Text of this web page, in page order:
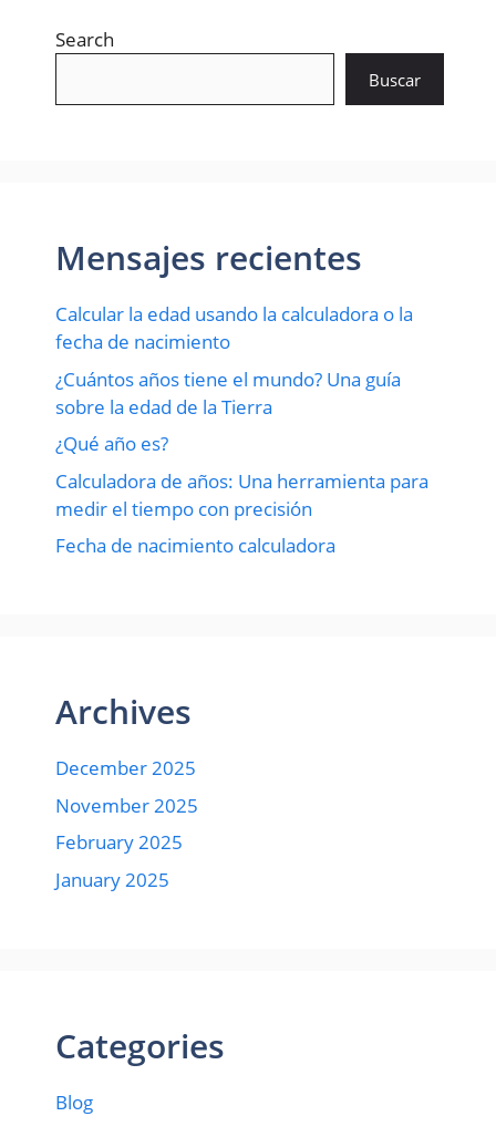
Search
Buscar
Mensajes recientes
Calcular la edad usando la calculadora o la
fecha de nacimiento
¿Cuántos años tiene el mundo? Una guía
sobre la edad de la Tierra
¿Qué año es?
Calculadora de años: Una herramienta para
medir el tiempo con precisión
Fecha de nacimiento calculadora
Archives
December 2025
November 2025
February 2025
January 2025
Categories
Blog